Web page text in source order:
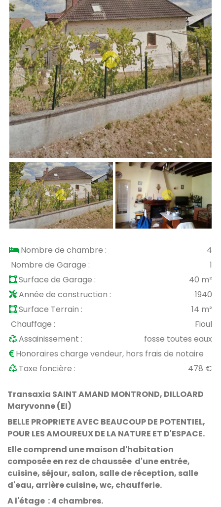
Nombre de chambre :
4
Nombre de Garage :
1
Surface de Garage :
40 m²
Année de construction :
1940
Surface Terrain :
14 m²
Chauffage :
Fioul
Assainissement :
fosse toutes eaux
Honoraires charge vendeur, hors frais de notaire
Taxe foncière :
478 €
Transaxia SAINT AMAND MONTROND, DILLOARD
Maryvonne (EI)
BELLE PROPRIETE AVEC BEAUCOUP DE POTENTIEL,
POUR LES AMOUREUX DE LA NATURE ET D'ESPACE.
Elle comprend une maison d'habitation
composée en rez de chaussée d'une entrée,
cuisine, séjour, salon, salle de réception, salle
d'eau, arrière cuisine, wc, chaufferie.
A l'étage : 4 chambres.